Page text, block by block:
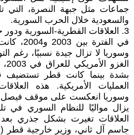
جماعات مثل جبهة النصرة،
والسعودية خلال الحرب السورية.
3. العلاقات القطرية-السورية ودور حمد بن جاسم
في الفترة
وسوريا لا تزال جيدة نسبيًا، رغم
بشدة بينما كانت قطر تستضيف
العمليات الأمريكية. هذه
وسوريا انعكست على موقف فيصل
يزال مواليًا للنظام السوري في
العلاقات تغيرت بشكل جذري